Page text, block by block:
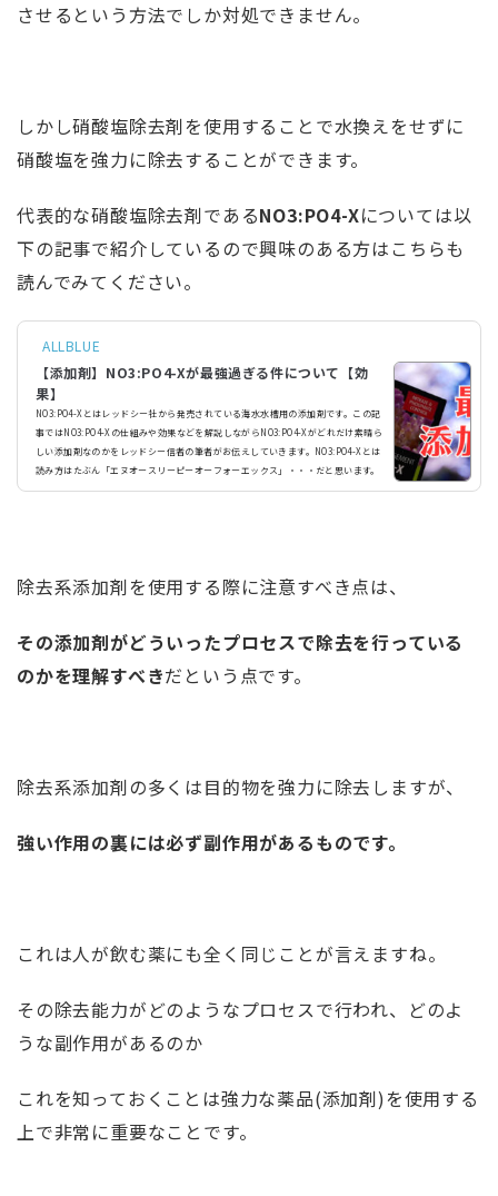
させるという方法でしか対処できません。
しかし硝酸塩除去剤を使用することで水換えをせずに
硝酸塩を強力に除去することができます。
代表的な硝酸塩除去剤であるNO3:PO4-Xについては以
下の記事で紹介しているので興味のある方はこちらも
読んでみてください。
ALLBLUE
【添加剤】NO3:PO4-Xが最強過ぎる件について【効
果】
NO3:PO4-Xとはレッドシー社から発売されている海水水槽用の添加剤です。この記
事ではNO3:PO4-Xの仕組みや効果などを解説しながらNO3:PO4-Xがどれだけ素晴ら
しい添加剤なのかをレッドシー信者の筆者がお伝えしていきます。NO3:PO4-Xとは
読み方はたぶん「エヌオースリーピーオーフォーエックス」・・・だと思います。
NO3は硝酸塩、PO4はリン酸塩を表します。Xは多分ですけど除外するという意味の
除去系添加剤を使用する際に注意すべき点は、
その添加剤がどういったプロセスで除去を行っている
のかを理解すべきだという点です。
除去系添加剤の多くは目的物を強力に除去しますが、
強い作用の裏には必ず副作用があるものです。
これは人が飲む薬にも全く同じことが言えますね。
その除去能力がどのようなプロセスで行われ、どのよ
うな副作用があるのか
これを知っておくことは強力な薬品(添加剤)を使用する
上で非常に重要なことです。